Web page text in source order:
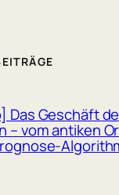
Das Geschäft
– vom antiken